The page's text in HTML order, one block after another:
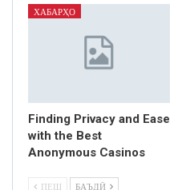
ХАБАРҲО
Finding Privacy and Ease
with the Best
Anonymous Casinos
ПЕШ БАЪДӢ